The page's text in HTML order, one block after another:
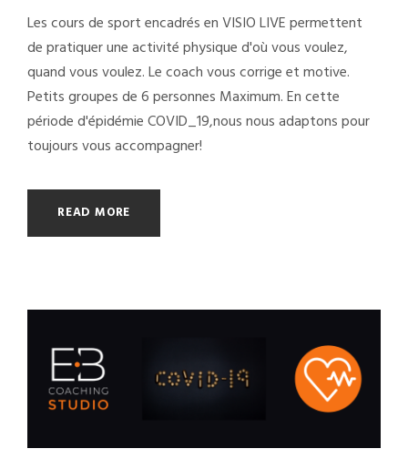
Les cours de sport encadrés en VISIO LIVE permettent
de pratiquer une activité physique d'où vous voulez,
quand vous voulez. Le coach vous corrige et motive.
Petits groupes de 6 personnes Maximum. En cette
période d'épidémie COVID_19,nous nous adaptons pour
toujours vous accompagner!
READ MORE